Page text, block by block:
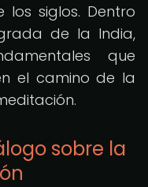
siglos. Dentro
de la India,
que
el camino de la
sobre la